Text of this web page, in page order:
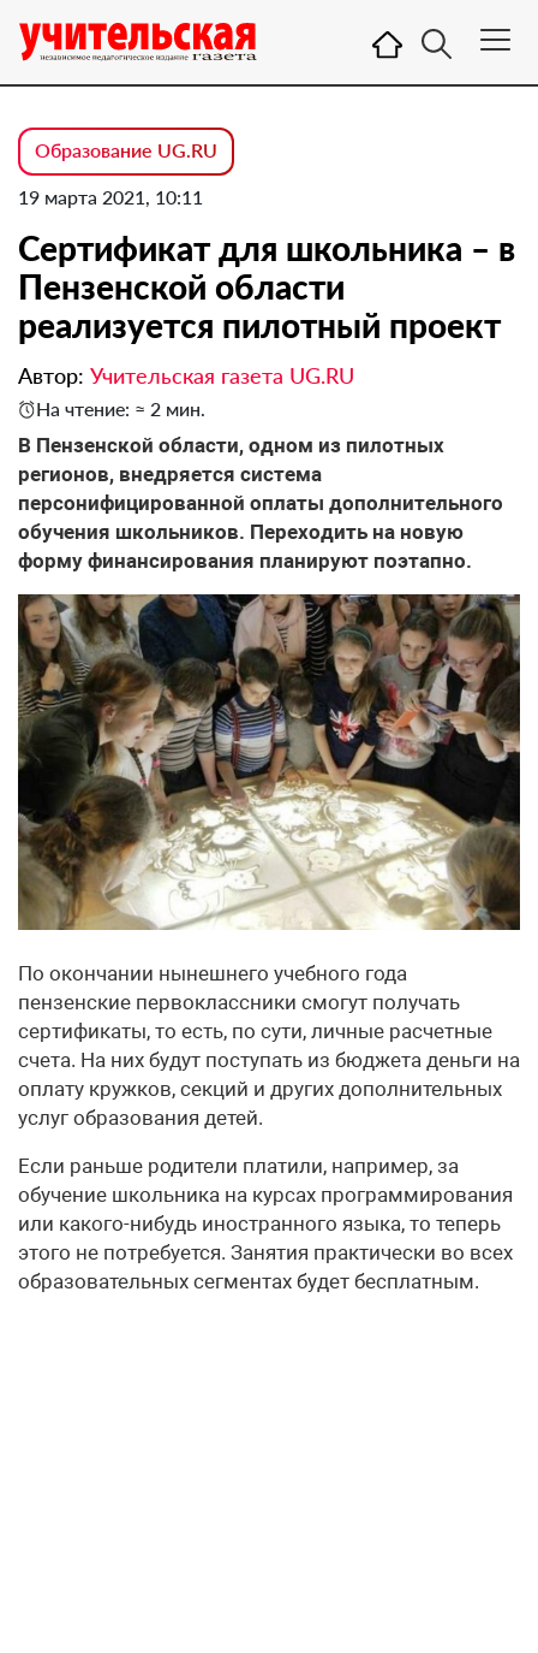
Образование UG.RU
19 марта 2021, 10:11
Сертификат для школьника – в
Пензенской области
реализуется пилотный проект
Автор: Учительская газета UG.RU
На чтение: ≈ 2 мин.
В Пензенской области, одном из пилотных
регионов, внедряется система
персонифицированной оплаты дополнительного
обучения школьников. Переходить на новую
форму финансирования планируют поэтапно.
По окончании нынешнего учебного года
пензенские первоклассники смогут получать
сертификаты, то есть, по сути, личные расчетные
счета. На них будут поступать из бюджета деньги на
оплату кружков, секций и других дополнительных
услуг образования детей.
Если раньше родители платили, например, за
обучение школьника на курсах программирования
или какого-нибудь иностранного языка, то теперь
этого не потребуется. Занятия практически во всех
образовательных сегментах будет бесплатным.